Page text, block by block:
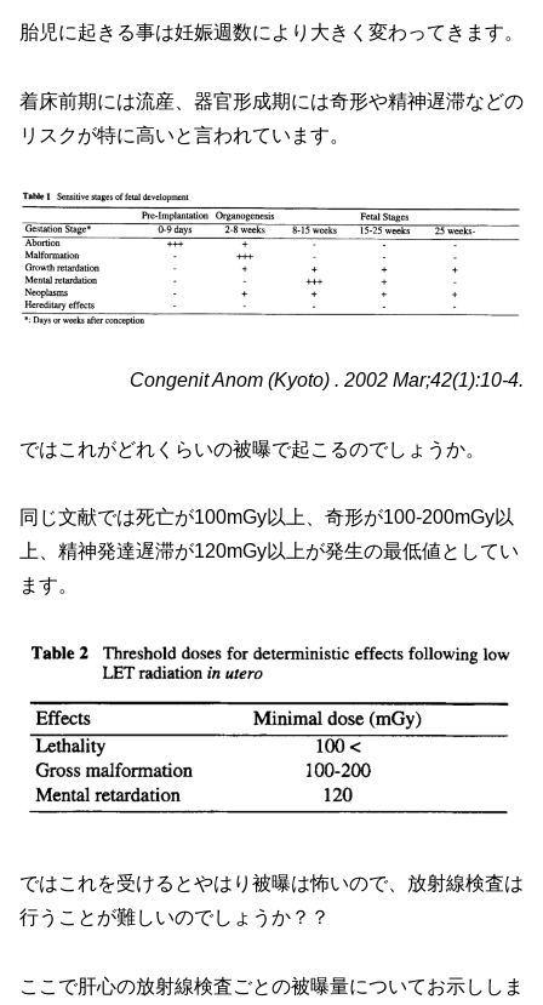
胎児に起きる事は妊娠週数により大きく変わってきます。
着床前期には流産、器官形成期には奇形や精神遅滞などの
リスクが特に高いと言われています。
Congenit Anom (Kyoto) . 2002 Mar;42(1):10-4.
ではこれがどれくらいの被曝で起こるのでしょうか。
同じ文献では死亡が100mGy以上、奇形が100-200mGy以
上、精神発達遅滞が120mGy以上が発生の最低値としてい
ます。
ではこれを受けるとやはり被曝は怖いので、放射線検査は
行うことが難しいのでしょうか？？
ここで肝心の放射線検査ごとの被曝量についてお示ししま